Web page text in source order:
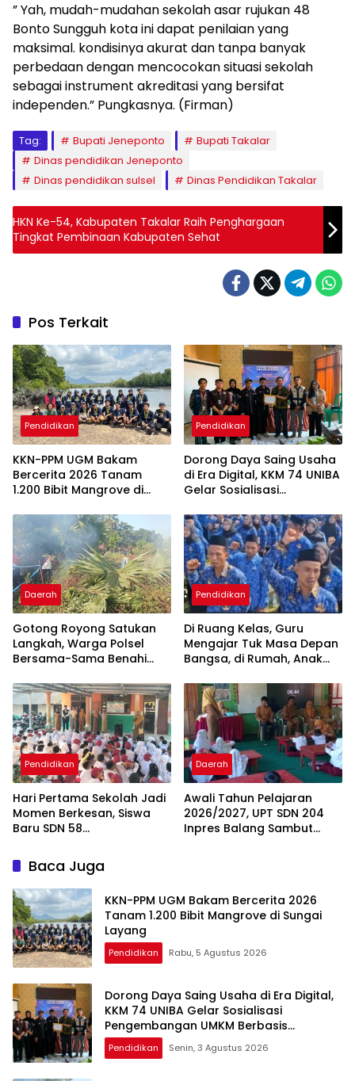
” Yah, mudah-mudahan sekolah asar rujukan 48
Bonto Sungguh kota ini dapat penilaian yang
maksimal. kondisinya akurat dan tanpa banyak
perbedaan dengan mencocokan situasi sekolah
sebagai instrument akreditasi yang bersifat
independen.” Pungkasnya. (Firman)
Tag: Bupati Jeneponto
Bupati Takalar
Dinas pendidikan Jeneponto
Dinas pendidikan sulsel
Dinas Pendidikan Takalar
HKN Ke-54, Kabupaten Takalar Raih Penghargaan
Tingkat Pembinaan Kabupaten Sehat
Pos Terkait
Pendidikan
KKN-PPM UGM Bakam
Bercerita 2026 Tanam
1.200 Bibit Mangrove di
Pendidikan
Dorong Daya Saing Usaha
di Era Digital, KKM 74 UNIBA
Gelar Sosialisasi
Berbasis
Technopreneurship
Daerah
Gotong Royong Satukan
Langkah, Warga Polsel
Bersama-Sama Benahi
Sambut HUT RI ke-81
Pendidikan
Di Ruang Kelas, Guru
Mengajar Tuk Masa Depan
Bangsa, di Rumah, Anak
Belum Dibayar
Pendidikan
Hari Pertama Sekolah Jadi
Momen Berkesan, Siswa
Baru SDN 58
Beradaptasi
Daerah
Awali Tahun Pelajaran
2026/2027, UPT SDN 204
Inpres Balang Sambut
Baca Juga
KKN-PPM UGM Bakam Bercerita 2026
Tanam 1.200 Bibit Mangrove di Sungai
Layang
Pendidikan Rabu, 5 Agustus 2026
Dorong Daya Saing Usaha di Era Digital,
KKM 74 UNIBA Gelar Sosialisasi
Pengembangan UMKM Berbasis
Technopreneurship
Pendidikan Senin, 3 Agustus 2026